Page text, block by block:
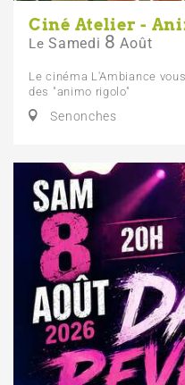
Ciné Atelier -
Le Samedi 8 Août
Le cinéma L'Ambiance
des "animo rigolo"
Senonches